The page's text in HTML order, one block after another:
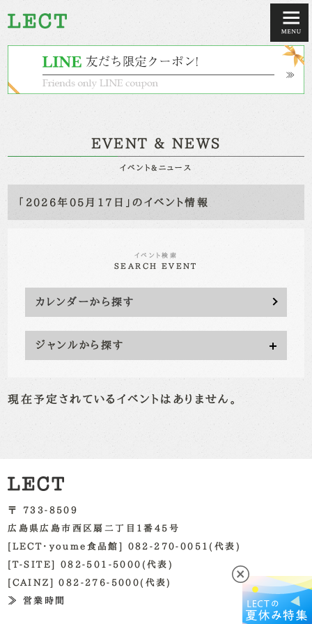
EVENT & NEWS
イベント&ニュース
「2026年05月17日」のイベント情報
イベント検索
SEARCH EVENT
カレンダーから探す
ジャンルから探す
現在予定されているイベントはありません。
〒 733-8509
広島県広島市西区扇二丁目1番45号
[LECT・youme食品館] 082-270-0051(代表)
[T-SITE] 082-501-5000(代表)
[CAINZ] 082-276-5000(代表)
≫ 営業時間